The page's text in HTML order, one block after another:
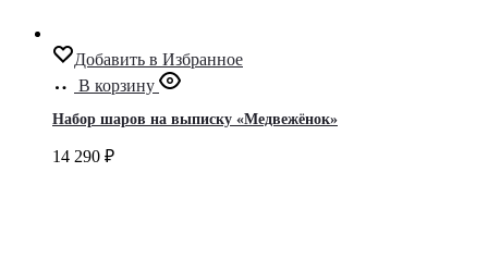
Добавить в Избранное
В корзину
Набор шаров на выписку «Медвежёнок»
14 290 ₽